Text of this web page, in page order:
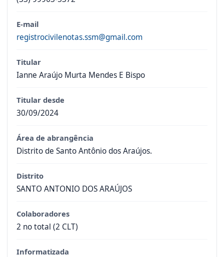
E-mail
registrocivilenotas.ssm@gmail.com
Titular
Ianne Araújo Murta Mendes E Bispo
Titular desde
30/09/2024
Área de abrangência
Distrito de Santo Antônio dos Araújos.
Distrito
SANTO ANTONIO DOS ARAÚJOS
Colaboradores
2 no total (2 CLT)
Informatizada